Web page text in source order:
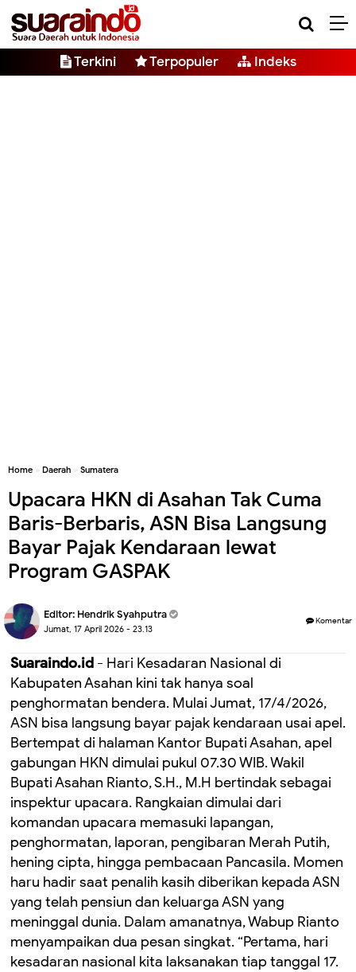
Terkini Terpopuler Indeks
Home » Daerah » Sumatera
Upacara HKN di Asahan Tak Cuma
Baris-Berbaris, ASN Bisa Langsung
Bayar Pajak Kendaraan lewat
Program GASPAK
Editor: Hendrik Syahputra
Jumat, 17 April 2026 - 23.13
Komentar
Suaraindo.id - Hari Kesadaran Nasional di
Kabupaten Asahan kini tak hanya soal
penghormatan bendera. Mulai Jumat, 17/4/2026,
ASN bisa langsung bayar pajak kendaraan usai apel.
Bertempat di halaman Kantor Bupati Asahan, apel
gabungan HKN dimulai pukul 07.30 WIB. Wakil
Bupati Asahan Rianto, S.H., M.H bertindak sebagai
inspektur upacara. Rangkaian dimulai dari
komandan upacara memasuki lapangan,
penghormatan, laporan, pengibaran Merah Putih,
hening cipta, hingga pembacaan Pancasila. Momen
haru hadir saat penalih kasih diberikan kepada ASN
yang telah pensiun dan keluarga ASN yang
meninggal dunia. Dalam amanatnya, Wabup Rianto
menyampaikan dua pesan singkat. “Pertama, hari
kesadaran nasional kita laksanakan tiap tanggal 17.